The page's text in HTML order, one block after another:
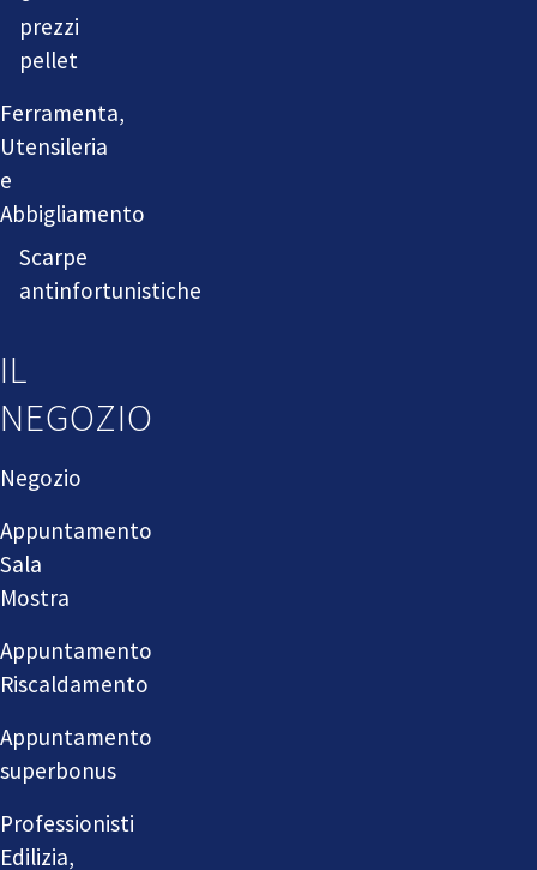
prezzi
pellet
Ferramenta,
Utensileria
e
Abbigliamento
Scarpe
antinfortunistiche
IL
NEGOZIO
Negozio
Appuntamento
Sala
Mostra
Appuntamento
Riscaldamento
Appuntamento
superbonus
Professionisti
Edilizia,